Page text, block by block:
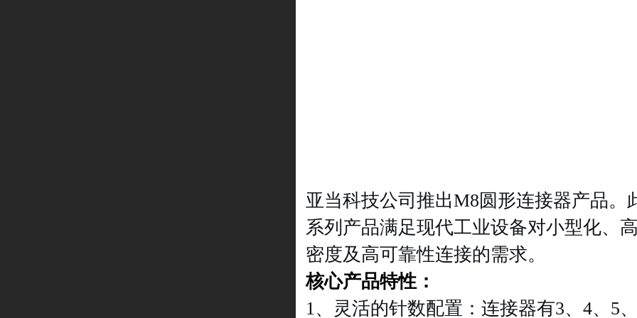
亚当科技公司推出M8圆形连接器产品。
系列 产品满足现代工业设备对小型化、高
密度及高可靠性连接的需求。
核心产品特性：
1、 灵活的针数配置：连接器有3、4、5、